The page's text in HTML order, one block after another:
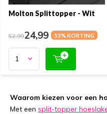
Molton Splittopper - Wit
52,9924,99 53% KORTING
Waarom kiezen voor een
Met een split-topper